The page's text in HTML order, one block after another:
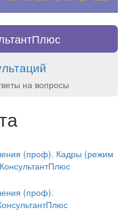
на вопросы
(проф). Кадры (режим
(проф).